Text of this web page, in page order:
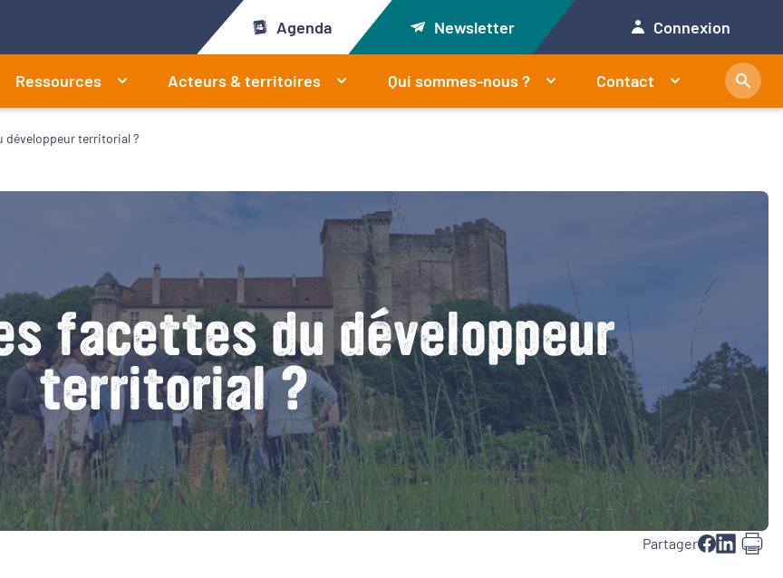
Agenda Newsletter Connexion
Ressources Acteurs & territoires Qui sommes-nous ? Contact
développeur territorial ?
facettes du développeur
territorial ?
Partager